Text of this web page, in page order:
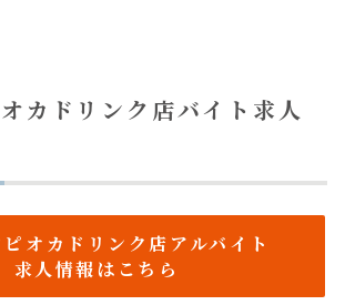
カドリンク店バイト求人
オカドリンク店アルバイト
求人情報はこちら